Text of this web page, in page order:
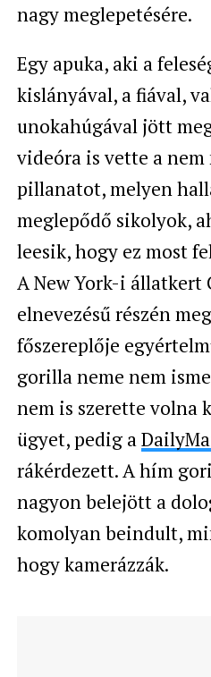
nagy meglepetésére.
Egy apuka, aki a
kislányával, a fiával,
unokahúgával jött
videóra is vette a
pillanatot, melyen
meglepődő sikolyok,
leesik, hogy ez most
A New York-i állatkert
elnevezésű részén
főszereplője
gorilla neme nem
nem is szerette volna
ügyet, pedig a
rákérdezett. A hím
nagyon belejött a
komolyan beindult,
hogy kamerázzák.